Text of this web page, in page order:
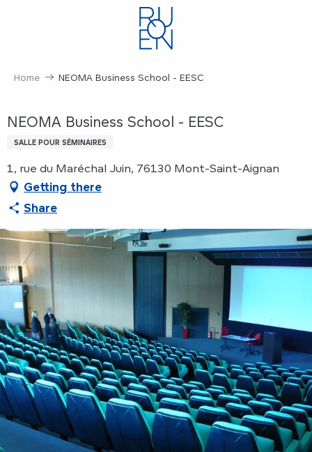
Home NEOMA Business School - EESC
NEOMA Business School - EESC
SALLE POUR SÉMINAIRES
1, rue du Maréchal Juin, 76130 Mont-Saint-Aignan
Getting there
Share